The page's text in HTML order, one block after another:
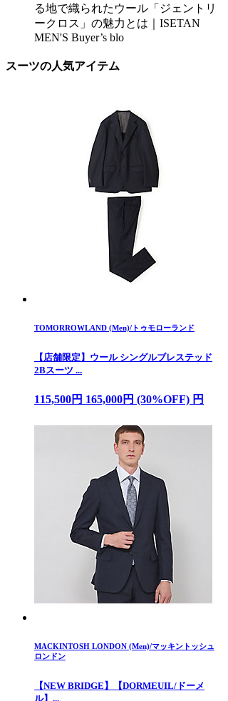
る地で織られたウール「ジェントリ
ークロス」の魅力とは｜ISETAN
MEN'S Buyer’s blo
スーツの人気アイテム
TOMORROWLAND (Men)/トゥモローランド
【店舗限定】ウール シングルブレステッド
2Bスーツ ...
115,500円 165,000円 (30%OFF) 円
MACKINTOSH LONDON (Men)/マッキントッシュ
ロンドン
【NEW BRIDGE】【DORMEUIL/ドーメ
ル】...